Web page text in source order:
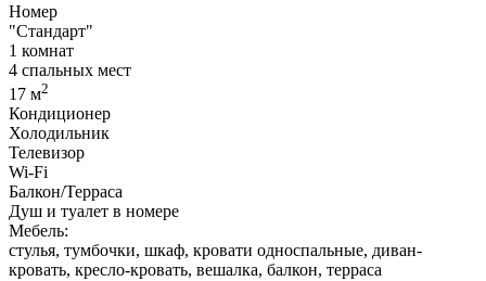
Номер
"Стандарт"
1 комнат
4 спальных мест
17 м2
Кондиционер
Холодильник
Телевизор
Wi-Fi
Балкон/Терраса
Душ и туалет в номере
Мебель:
стулья, тумбочки, шкаф, кровати односпальные, диван-
кровать, кресло-кровать, вешалка, балкон, терраса